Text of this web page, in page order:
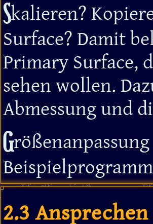
Skalieren?
Surface? Damit
Primary Surface,
sehen wollen.
Abmessung und
G
2.3